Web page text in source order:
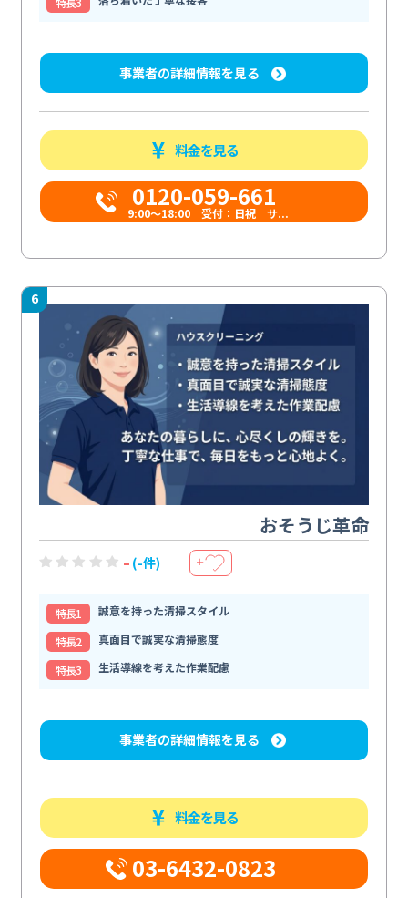
事業者の詳細情報を見る
料金を見る
0120-059-661
9:00〜18:00 受付：日祝 サ...
6
おそうじ革命
- (-件) ＋
特⻑1
誠意を持った清掃スタイル
特⻑2
真面目で誠実な清掃態度
特⻑3
生活導線を考えた作業配慮
事業者の詳細情報を見る
料金を見る
03-6432-0823